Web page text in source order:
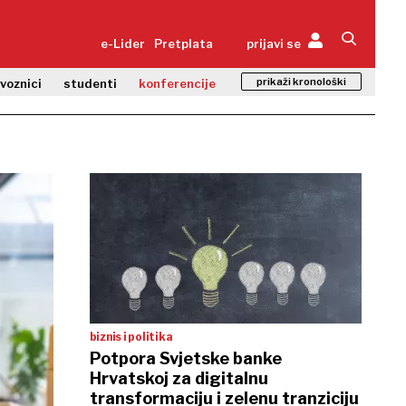
e-Lider Pretplata prijavi se
studenti konferencije prikaži kronološki
biznis i politika
Potpora Svjetske banke
Hrvatskoj za digitalnu
transformaciju i zelenu tranziciju